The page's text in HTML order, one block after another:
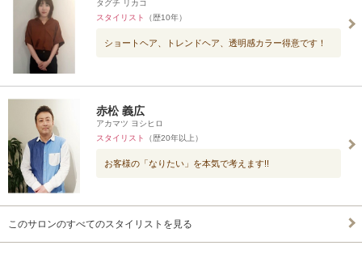
タグチ リカコ
スタイリスト
（歴10年）
ショートヘア、トレンドヘア、透明感カラー得意です！
赤松 義広
アカマツ ヨシヒロ
スタイリスト
（歴20年以上）
お客様の「なりたい」を本気で考えます!!
このサロンのすべてのスタイリストを見る